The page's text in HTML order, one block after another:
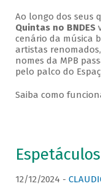
Ao longo dos seus
Quintas no BNDES
cenário da música
artistas
nomes da MPB
pelo palco do
Saiba como
12/12/2024 -